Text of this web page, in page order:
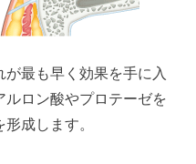
最も早く効果を手に入
ロン酸やプロテーゼを
成します。